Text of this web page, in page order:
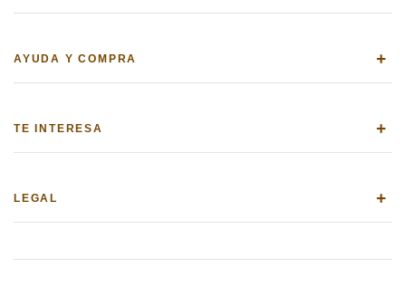
AYUDA Y COMPRA +
TE INTERESA +
LEGAL +